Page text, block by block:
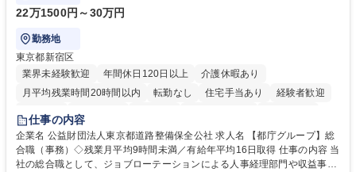
22万1500円～30万円
勤務地
東京都新宿区
業界未経験歓迎
年間休日120日以上
介護休暇あり
月平均残業時間20時間以内
転勤なし 住宅手当あり
経験者歓迎
研修あり
退職金あり
駅近5分以内
資格取得手当あり 食事補助あり
仕事の内容
企業名 公益財団法人東京都道路整備保全公社 求人名 【都庁グループ】総
合職（事務）◇残業月平均9時間未満／有給年平均16日取得 仕事の内容 当
社の総合職として、ジョブローテーションによる人事経理部門や収益事業